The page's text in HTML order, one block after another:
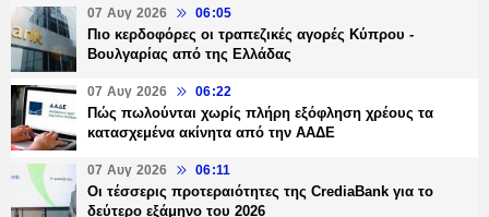
07 Αυγ 2026 06:05
Πιο κερδοφόρες οι τραπεζικές αγορές Κύπρου -
Βουλγαρίας από της Ελλάδας
07 Αυγ 2026 06:22
Πώς πωλούνται χωρίς πλήρη εξόφληση χρέους τα
κατασχεμένα ακίνητα από την ΑΑΔΕ
07 Αυγ 2026 06:11
Οι τέσσερις προτεραιότητες της CrediaBank για το
δεύτερο εξάμηνο του 2026